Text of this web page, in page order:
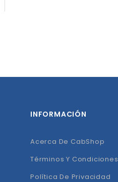
INFORMACIÓN
Acerca De CabShop
Términos Y Condiciones
Política De Privacidad